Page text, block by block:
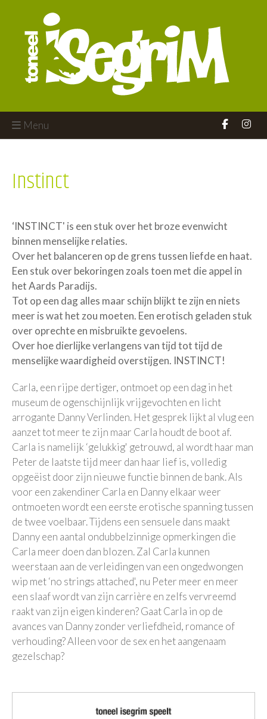
Menu
Instinct
‘INSTINCT' is een stuk over het broze evenwicht
binnen menselijke relaties.
Over het balanceren op de grens tussen liefde en haat.
Een stuk over bekoringen zoals toen met die appel in
het Aards Paradijs.
Tot op een dag alles maar schijn blijkt te zijn en niets
meer is wat het zou moeten. Een erotisch geladen stuk
over oprechte en misbruikte gevoelens.
Over hoe dierlijke verlangens van tijd tot tijd de
menselijke waardigheid overstijgen. INSTINCT!
Carla, een rijpe dertiger, ontmoet op een dag in het
museum de ogenschijnlijk vrijgevochten en licht
arrogante Danny Verlinden. Het gesprek lijkt al vlug een
aanzet tot meer te zijn maar Carla houdt de boot af.
Carla is namelijk ‘gelukkig' getrouwd, al wordt haar man
Peter de laatste tijd meer dan haar lief is, volledig
opgeëist door zijn nieuwe functie binnen de bank. Als
voor een zakendiner Carla en Danny elkaar weer
ontmoeten wordt een eerste erotische spanning tussen
de twee voelbaar. Tijdens een sensuele dans maakt
Danny een aantal ondubbelzinnige opmerkingen die
Carla meer doen dan blozen. Zal Carla kunnen
weerstaan aan de verleidingen van een ongedwongen
wip met ‘no strings attached', nu Peter meer en meer
een slaaf wordt van zijn carrière en zelfs vervreemd
raakt van zijn eigen kinderen? Gaat Carla in op de
avances van Danny zonder verliefdheid, romance of
verhouding? Alleen voor de sex en het aangenaam
gezelschap?